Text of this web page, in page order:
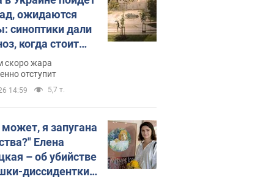
ожидаются
синоптики дали
когда стоит
изменения
скоро жара
отступит
14:59 5,7 т.
я запугана
Елена
– об убийстве
диссидентки